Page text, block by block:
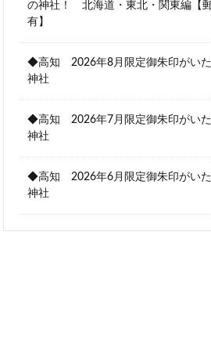
の神社！ 北海道・東北・関東編【
有】
◆高知 2026年8月限定御朱印がい
神社
◆高知 2026年7月限定御朱印がい
神社
◆高知 2026年6月限定御朱印がい
神社